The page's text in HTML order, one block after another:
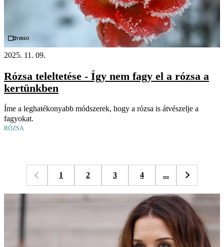
Videó
2025. 11. 09.
Rózsa teleltetése - Így nem fagy el a rózsa a
kertünkben
Íme a leghatékonyabb módszerek, hogy a rózsa is átvészelje a
fagyokat.
RÓZSA
1 2 3 4 ...